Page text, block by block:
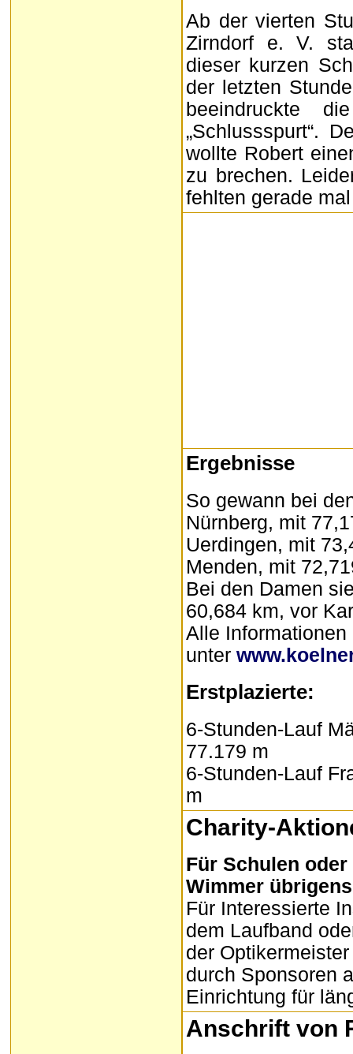
Ab der vierten
Zirndorf e. V.
dieser kurzen
der letzten
beeindruckte
„Schlussspurt“.
wollte Robert
zu brechen.
fehlten gerade
Ergebnisse
So gewann bei
Nürnberg, mit
Uerdingen, mit
Menden, mit
Bei den Damen
60,684 km, vor
Alle
unter
Erstplazierte:
6-Stunden-Lauf
77.179 m
6-Stunden-Lauf
m
Charity-
Für Schulen
Wimmer
Für Interessierte
dem Laufband
der
durch Sponsoren
Einrichtung für
Anschrift von